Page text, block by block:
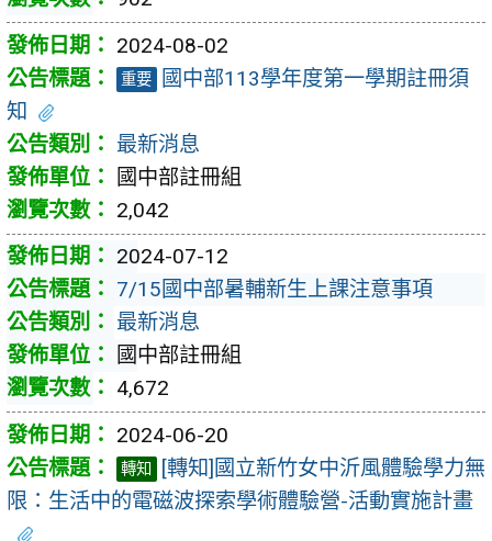
2024-08-02
重要
國中部113學年度第一學期註冊須
知
最新消息
國中部註冊組
2,042
2024-07-12
7/15國中部暑輔新生上課注意事項
最新消息
國中部註冊組
4,672
2024-06-20
轉知
[轉知]國立新竹女中沂風體驗學力無
限：生活中的電磁波探索學術體驗營-活動實施計畫